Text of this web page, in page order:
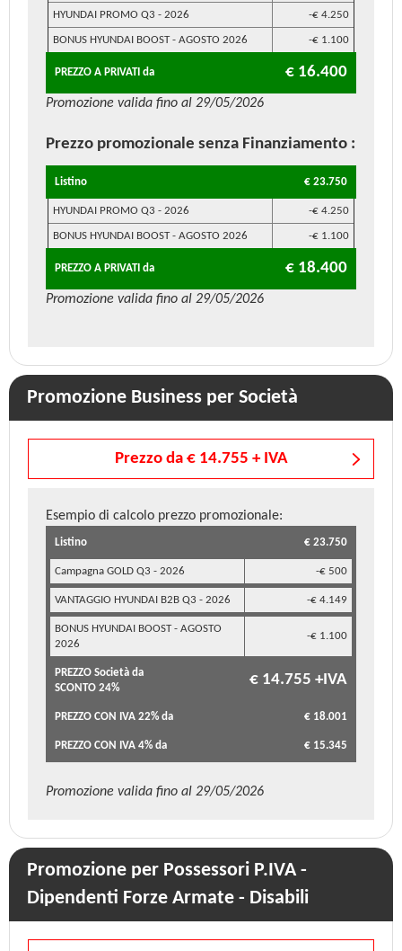
HYUNDAI PROMO Q3 - 2026 -€ 4.250
BONUS HYUNDAI BOOST - AGOSTO 2026 -€ 1.100
PREZZO A PRIVATI da € 16.400
Promozione valida fino al 29/05/2026
Prezzo promozionale senza Finanziamento :
Listino € 23.750
HYUNDAI PROMO Q3 - 2026 -€ 4.250
BONUS HYUNDAI BOOST - AGOSTO 2026 -€ 1.100
PREZZO A PRIVATI da € 18.400
Promozione valida fino al 29/05/2026
Promozione Business per Società
Prezzo da € 14.755 + IVA
Esempio di calcolo prezzo promozionale:
Listino € 23.750
Campagna GOLD Q3 - 2026 -€ 500
VANTAGGIO HYUNDAI B2B Q3 - 2026 -€ 4.149
BONUS HYUNDAI BOOST - AGOSTO
2026
-€ 1.100
PREZZO Società da
SCONTO 24%
€ 14.755 +IVA
PREZZO CON IVA 22% da € 18.001
PREZZO CON IVA 4% da € 15.345
Promozione valida fino al 29/05/2026
Promozione per Possessori P.IVA -
Dipendenti Forze Armate - Disabili